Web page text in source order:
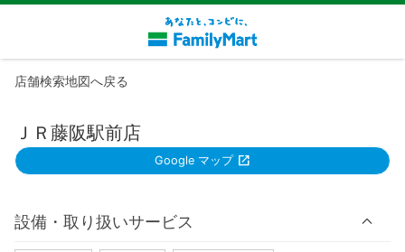
店舗検索地図へ戻る
ＪＲ藤阪駅前店
Google マップ
設備・取り扱いサービス